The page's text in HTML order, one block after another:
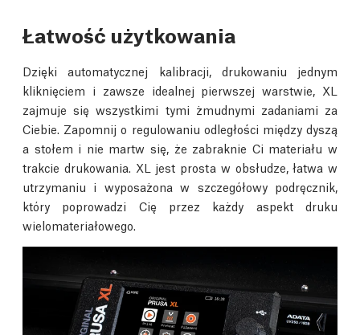
Łatwość użytkowania
Dzięki automatycznej kalibracji, drukowaniu jednym
kliknięciem i zawsze idealnej pierwszej warstwie, XL
zajmuje się wszystkimi tymi żmudnymi zadaniami za
Ciebie. Zapomnij o regulowaniu odległości między dyszą
a stołem i nie martw się, że zabraknie Ci materiału w
trakcie drukowania. XL jest prosta w obsłudze, łatwa w
utrzymaniu i wyposażona w szczegółowy podręcznik,
który poprowadzi Cię przez każdy aspekt druku
wielomateriałowego.